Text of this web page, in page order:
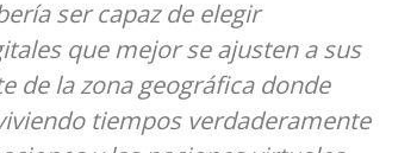
ser capaz de elegir
que mejor se ajusten a sus
de la zona geográfica donde
tiempos verdaderamente